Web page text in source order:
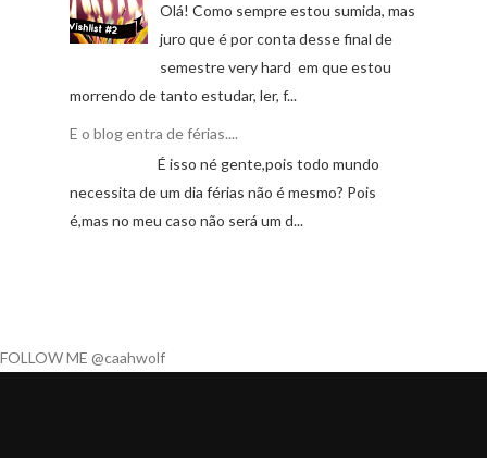
Olá! Como sempre estou sumida, mas
juro que é por conta desse final de
semestre very hard em que estou
morrendo de tanto estudar, ler, f...
E o blog entra de férias....
É isso né gente,pois todo mundo
necessita de um dia férias não é mesmo? Pois
é,mas no meu caso não será um d...
FOLLOW ME @caahwolf